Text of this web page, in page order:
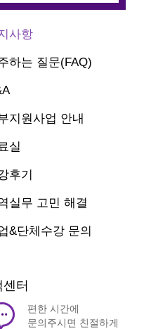
사항
하는 질문(FAQ)
지원사업 안내
실
후기
실무 고민 해결
&단체수강 문의
터
편한 시간에
문의주시면 친절하게